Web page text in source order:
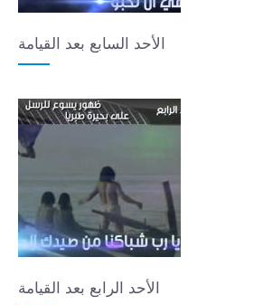
الأحد السابع بعد القيامة
الأحد الرابع بعد القيامة